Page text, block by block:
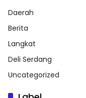
Daerah
Berita
Langkat
Deli Serdang
Uncategorized